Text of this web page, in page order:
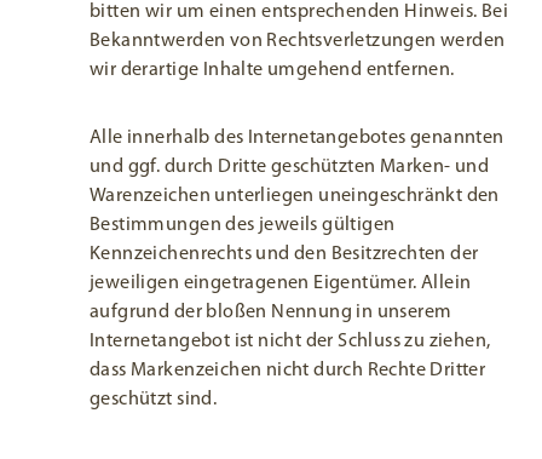
bitten wir um einen entsprechenden Hinweis. Bei
Bekanntwerden von Rechtsverletzungen werden
wir derartige Inhalte umgehend entfernen.
Alle innerhalb des Internetangebotes genannten
und ggf. durch Dritte geschützten Marken- und
Warenzeichen unterliegen uneingeschränkt den
Bestimmungen des jeweils gültigen
Kennzeichenrechts und den Besitzrechten der
jeweiligen eingetragenen Eigentümer. Allein
aufgrund der bloßen Nennung in unserem
Internetangebot ist nicht der Schluss zu ziehen,
dass Markenzeichen nicht durch Rechte Dritter
geschützt sind.